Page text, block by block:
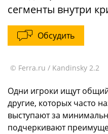
сегменты внутри
Обсудить
© Ferra.ru / Kandinsky 2.2
Одни игроки ищут
другие, которых часто
выступают за
подчеркивают